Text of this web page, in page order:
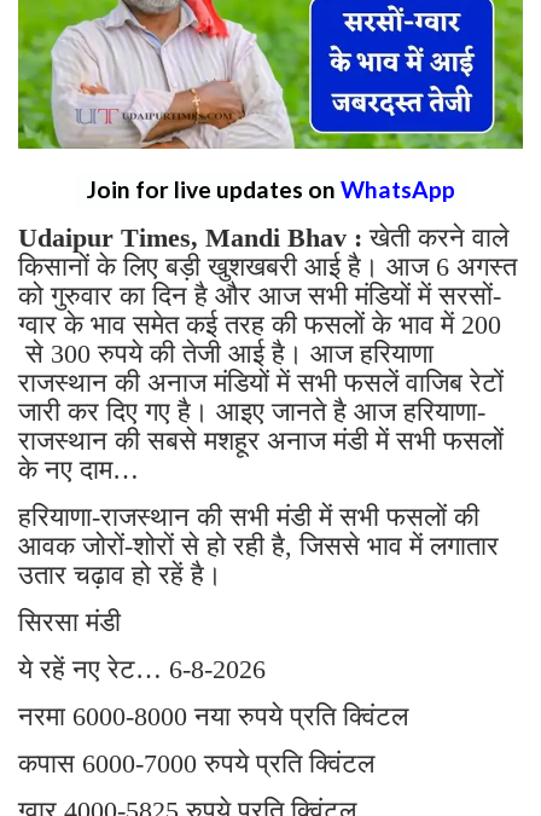
Join for live updates on WhatsApp
Udaipur Times, Mandi Bhav :खेती करने वाले
किसानों के लिए बड़ी खुशखबरी आई है। आज 6 अगस्त
को गुरुवार का दिन है और आज सभी मंडियों में सरसों-
ग्वार के भाव समेत कई तरह की फसलों के भाव में 200
से 300 रुपये की तेजी आई है। आज हरियाणा
राजस्थान की अनाज मंडियों में सभी फसलें वाजिब रेटों
जारी कर दिए गए है। आइए जानते है आज हरियाणा-
राजस्थान की सबसे मशहूर अनाज मंडी में सभी फसलों
के नए दाम…
हरियाणा-राजस्थान की सभी मंडी में सभी फसलों की
आवक जोरों-शोरों से हो रही है, जिससे भाव में लगातार
उतार चढ़ाव हो रहें है।
सिरसा मंडी
ये रहें नए रेट… 6-8-2026
नरमा 6000-8000 नया रुपये प्रति क्विंटल
कपास 6000-7000 रुपये प्रति क्विंटल